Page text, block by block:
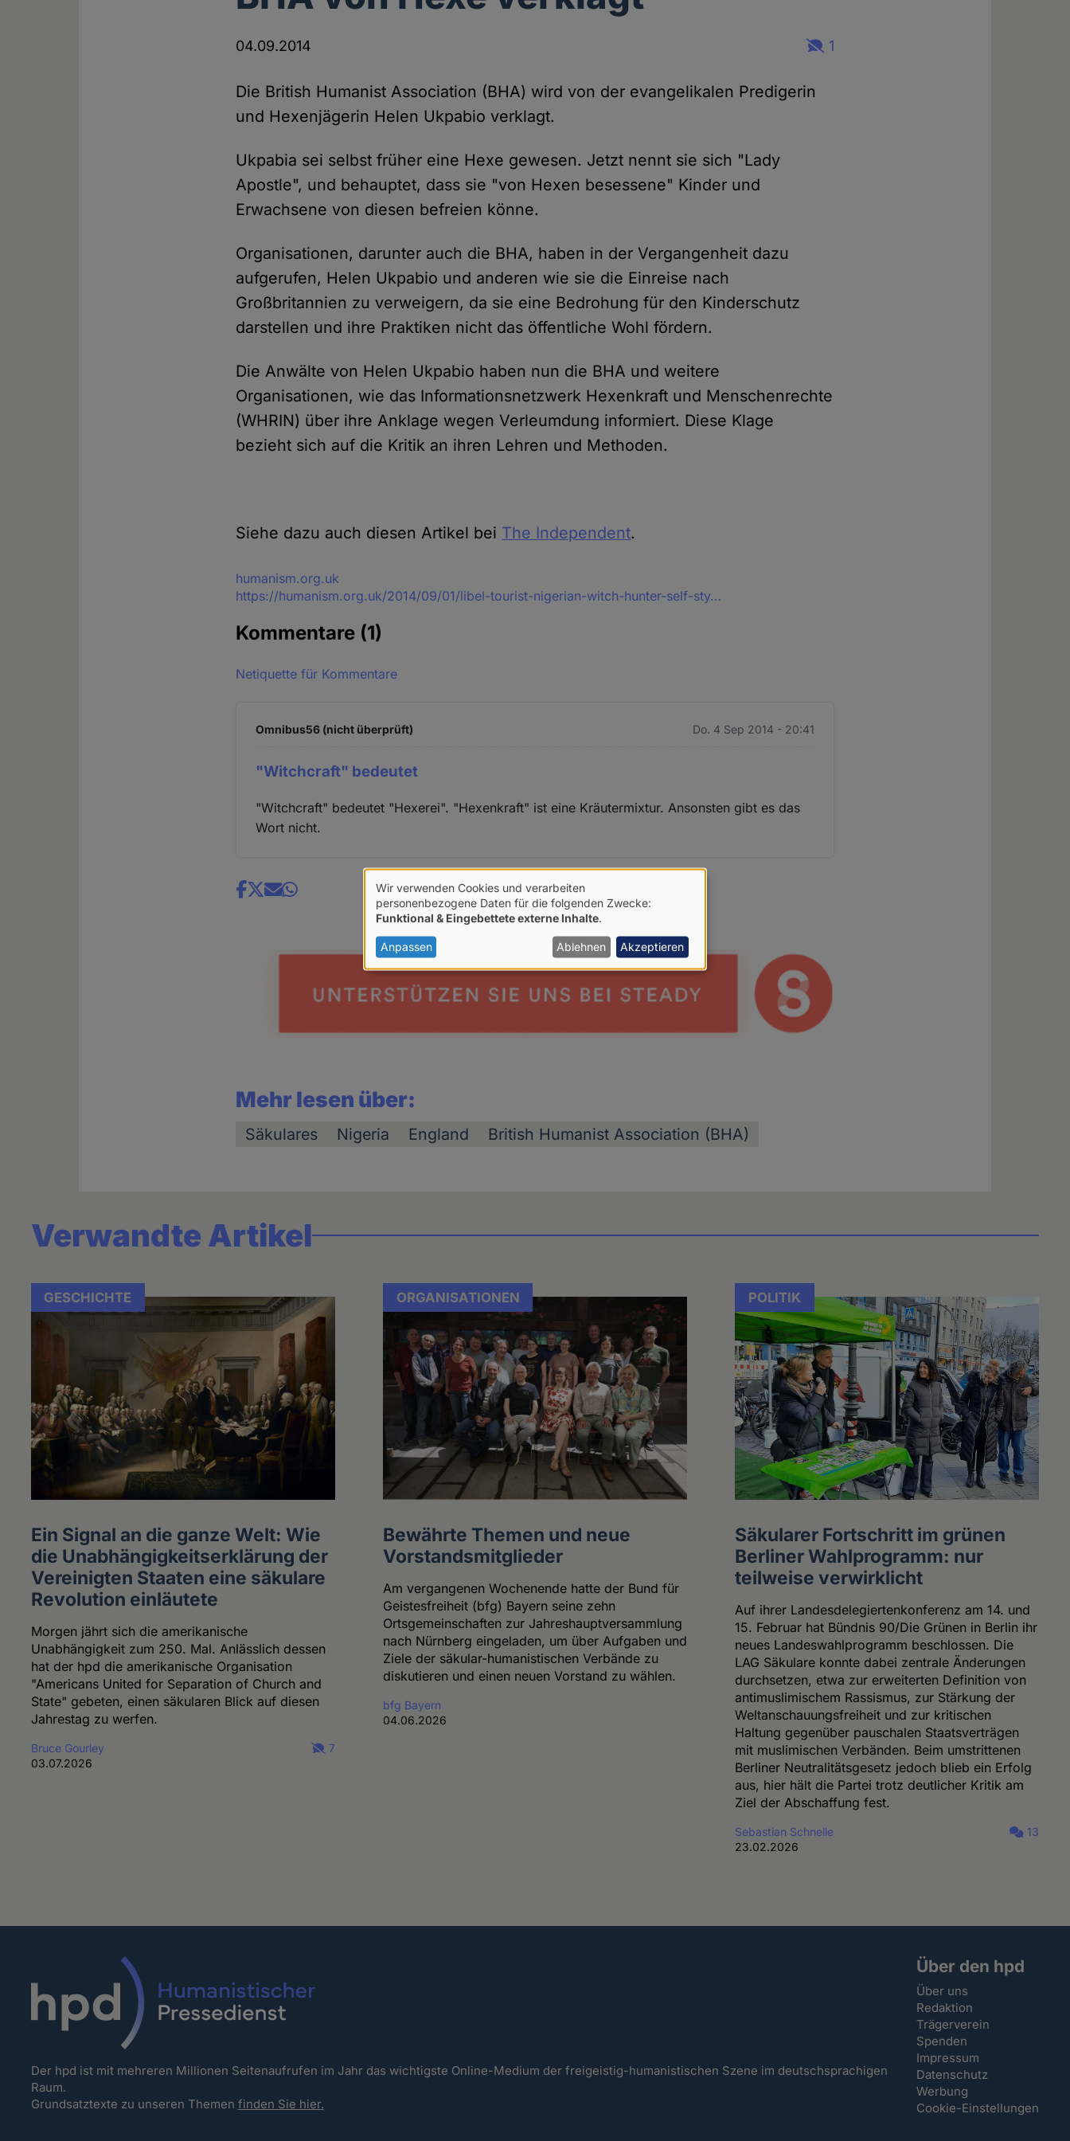
04.09.2014 1
Die British Humanist Association (BHA) wird von der evangelikalen Predigerin
und Hexenjägerin Helen Ukpabio verklagt.
Ukpabia sei selbst früher eine Hexe gewesen. Jetzt nennt sie sich "Lady
Apostle", und behauptet, dass sie "von Hexen besessene" Kinder und
Erwachsene von diesen befreien könne.
Organisationen, darunter auch die BHA, haben in der Vergangenheit dazu
aufgerufen, Helen Ukpabio und anderen wie sie die Einreise nach
Großbritannien zu verweigern, da sie eine Bedrohung für den Kinderschutz
darstellen und ihre Praktiken nicht das öffentliche Wohl fördern.
Die Anwälte von Helen Ukpabio haben nun die BHA und weitere
Organisationen, wie das Informationsnetzwerk Hexenkraft und Menschenrechte
(WHRIN) über ihre Anklage wegen Verleumdung informiert. Diese Klage
bezieht sich auf die Kritik an ihren Lehren und Methoden.
Siehe dazu auch diesen Artikel bei The Independent.
Quelle
humanism.org.uk
https://humanism.org.uk/2014/09/01/libel-tourist-nigerian-witch-hunter-self-sty…
Kommentare (1)
Netiquette für Kommentare
Omnibus56 (nicht überprüft) Do. 4 Sep 2014 - 20:41
"Witchcraft" bedeutet
"Witchcraft" bedeutet "Hexerei". "Hexenkraft" ist eine Kräutermixtur. Ansonsten gibt es das
Wort nicht.
Share
Mehr lesen über:
Säkulares Nigeria England British Humanist Association (BHA)
Verwandte Artikel
GESCHICHTE
Ein Signal an die ganze Welt: Wie
die Unabhängigkeitserklärung der
Vereinigten Staaten eine säkulare
Revolution einläutete
Morgen jährt sich die amerikanische
Unabhängigkeit zum 250. Mal. Anlässlich dessen
hat der hpd die amerikanische Organisation
"Americans United for Separation of Church and
State" gebeten, einen säkularen Blick auf diesen
Jahrestag zu werfen.
Bruce Gourley
03.07.2026
7
ORGANISATIONEN
Bewährte Themen und neue
Vorstandsmitglieder
Am vergangenen Wochenende hatte der Bund für
Geistesfreiheit (bfg) Bayern seine zehn
Ortsgemeinschaften zur Jahreshauptversammlung
nach Nürnberg eingeladen, um über Aufgaben und
Ziele der säkular-humanistischen Verbände zu
diskutieren und einen neuen Vorstand zu wählen.
bfg Bayern
04.06.2026
POLITIK
Säkularer Fortschritt im grünen
Berliner Wahlprogramm: nur
teilweise verwirklicht
Auf ihrer Landesdelegiertenkonferenz am 14. und
15. Februar hat Bündnis 90/Die Grünen in Berlin ihr
neues Landeswahlprogramm beschlossen. Die
LAG Säkulare konnte dabei zentrale Änderungen
durchsetzen, etwa zur erweiterten Definition von
antimuslimischem Rassismus, zur Stärkung der
Weltanschauungsfreiheit und zur kritischen
Haltung gegenüber pauschalen Staatsverträgen
mit muslimischen Verbänden. Beim umstrittenen
Berliner Neutralitätsgesetz jedoch blieb ein Erfolg
aus, hier hält die Partei trotz deutlicher Kritik am
Ziel der Abschaffung fest.
Sebastian Schnelle
23.02.2026
13
Der hpd ist mit mehreren Millionen Seitenaufrufen im Jahr das wichtigste Online-Medium der freigeistig-humanistischen Szene im deutschsprachigen
Raum.
Grundsatztexte zu unseren Themen finden Sie hier.
Über den hpd
Über uns
Redaktion
Trägerverein
Spenden
Impressum
Datenschutz
Werbung
Cookie-Einstellungen
Verwendung
von
personenbezogenen
Daten
und
Wir verwenden Cookies und verarbeiten
personenbezogene Daten für die folgenden Zwecke:
Funktional & Eingebettete externe Inhalte
Anpassen Ablehnen Akzeptieren